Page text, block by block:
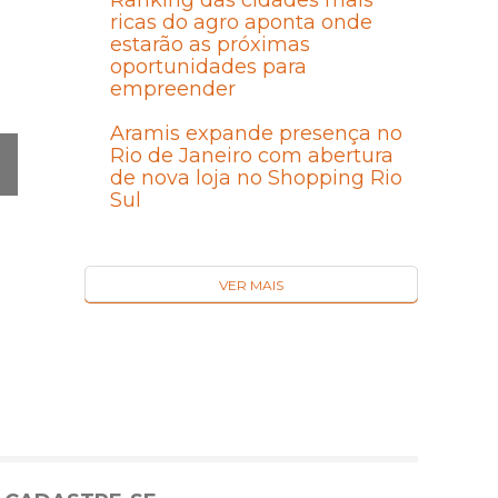
ricas do agro aponta onde
estarão as próximas
oportunidades para
empreender
Aramis expande presença no
Rio de Janeiro com abertura
de nova loja no Shopping Rio
Sul
VER MAIS